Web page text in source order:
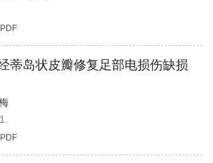
PDF
蒂岛状皮瓣修复足部电损伤缺损
PDF